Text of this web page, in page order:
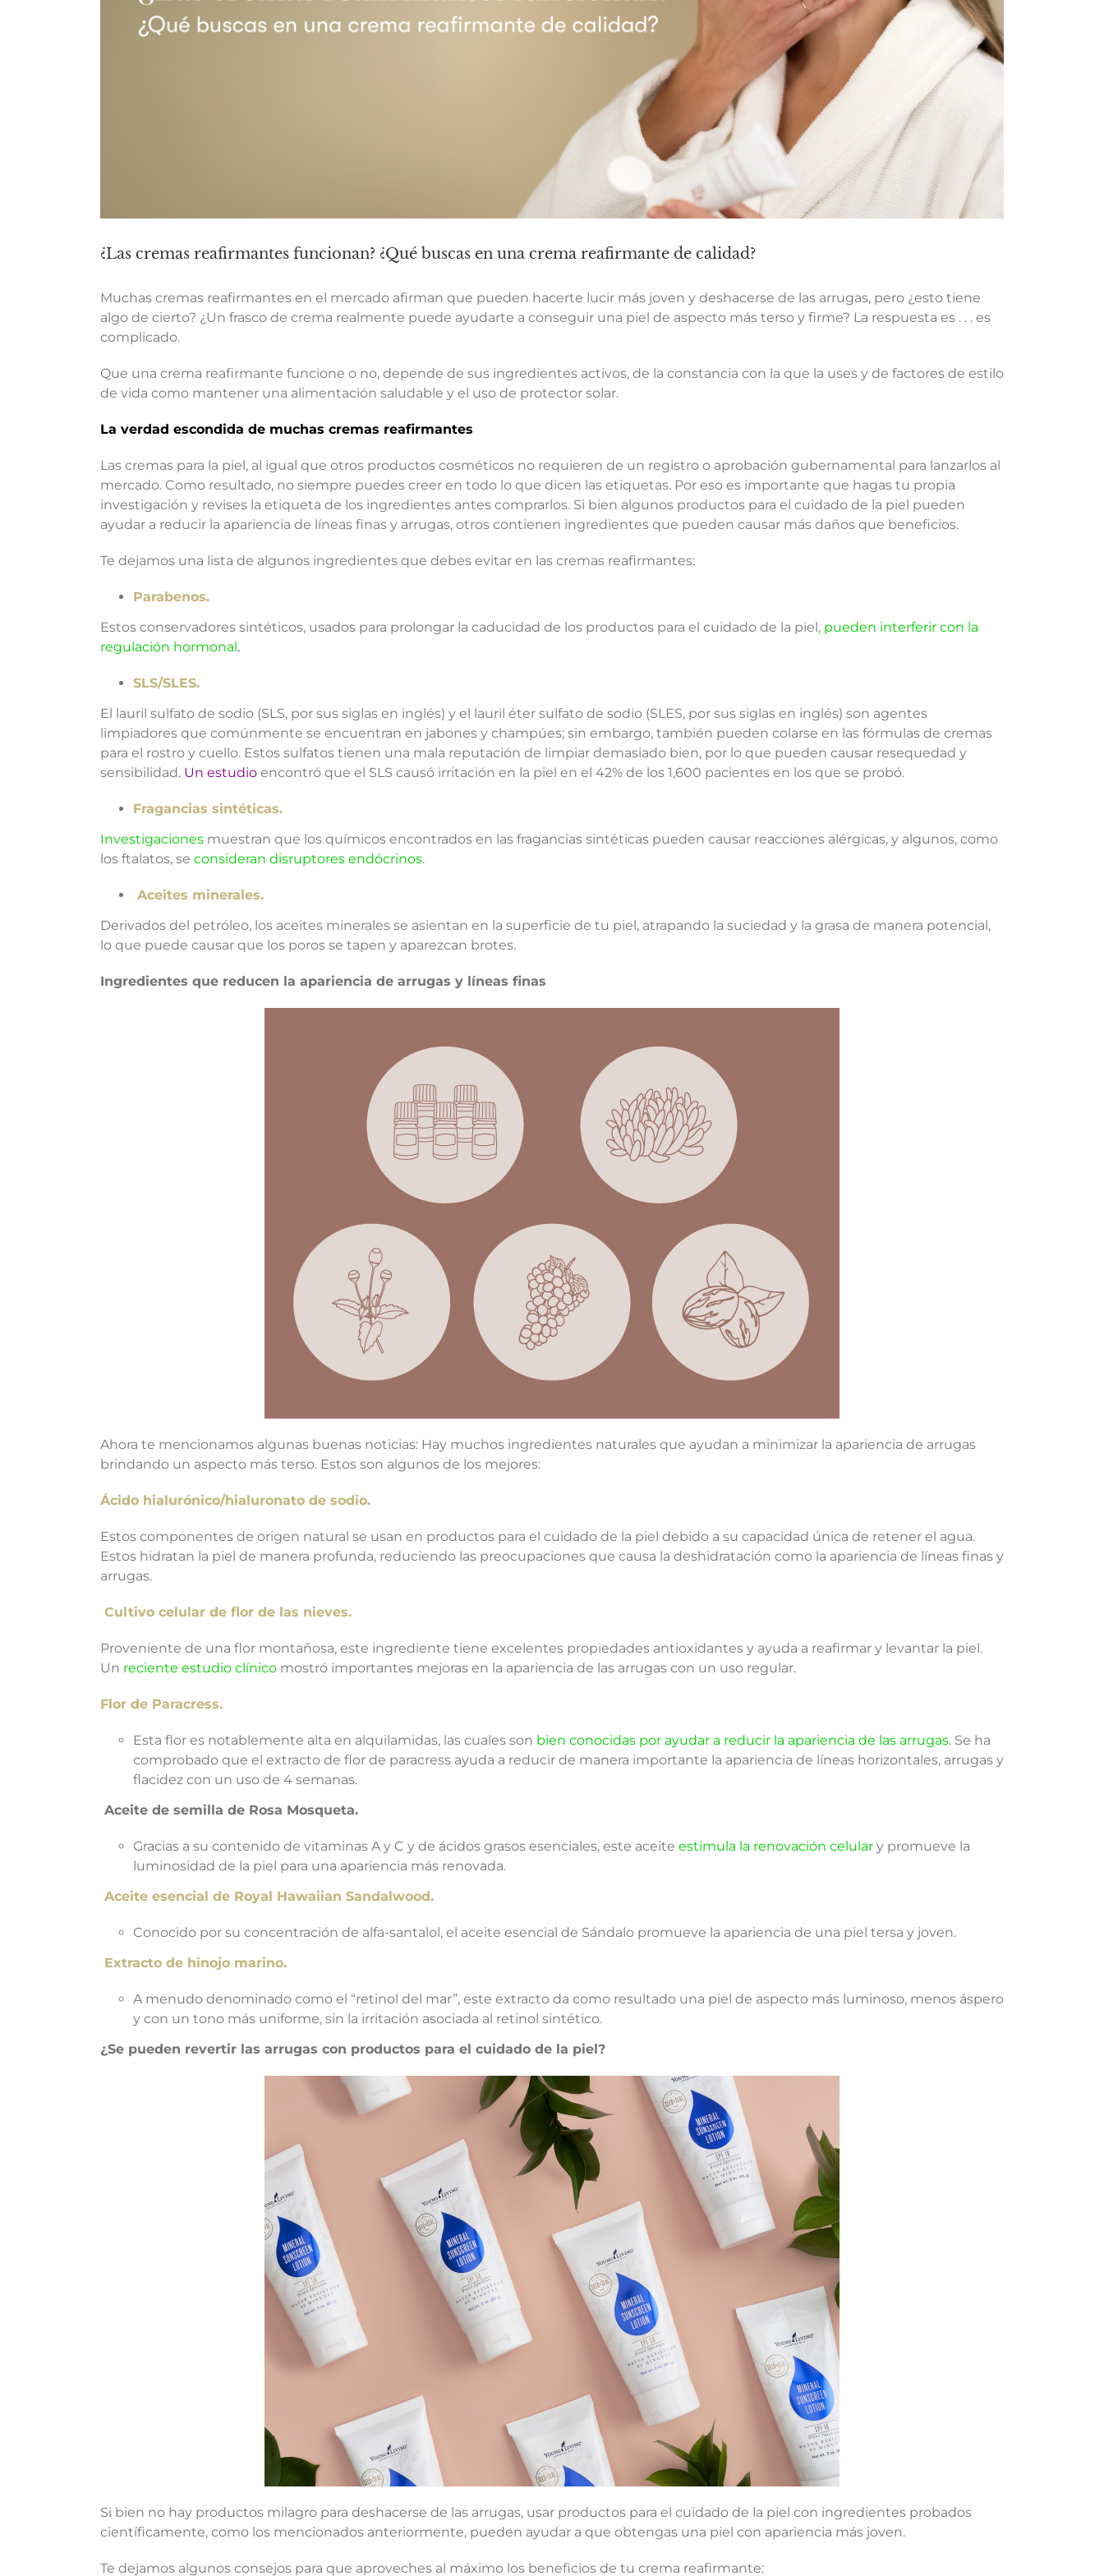
¿Las cremas reafirmantes funcionan? ¿Qué buscas en una crema reafirmante de calidad?
Muchas cremas reafirmantes en el mercado afirman que pueden hacerte lucir más joven y deshacerse de las arrugas, pero ¿esto tiene
algo de cierto? ¿Un frasco de crema realmente puede ayudarte a conseguir una piel de aspecto más terso y firme? La respuesta es . . . es
complicado.
Que una crema reafirmante funcione o no, depende de sus ingredientes activos, de la constancia con la que la uses y de factores de estilo
de vida como mantener una alimentación saludable y el uso de protector solar.
La verdad escondida de muchas cremas reafirmantes
Las cremas para la piel, al igual que otros productos cosméticos no requieren de un registro o aprobación gubernamental para lanzarlos al
mercado. Como resultado, no siempre puedes creer en todo lo que dicen las etiquetas. Por eso es importante que hagas tu propia
investigación y revises la etiqueta de los ingredientes antes comprarlos. Si bien algunos productos para el cuidado de la piel pueden
ayudar a reducir la apariencia de líneas finas y arrugas, otros contienen ingredientes que pueden causar más daños que beneficios.
Te dejamos una lista de algunos ingredientes que debes evitar en las cremas reafirmantes:
Parabenos.
Estos conservadores sintéticos, usados para prolongar la caducidad de los productos para el cuidado de la piel, pueden interferir con la
regulación hormonal.
SLS/SLES.
El lauril sulfato de sodio (SLS, por sus siglas en inglés) y el lauril éter sulfato de sodio (SLES, por sus siglas en inglés) son agentes
limpiadores que comúnmente se encuentran en jabones y champúes; sin embargo, también pueden colarse en las fórmulas de cremas
para el rostro y cuello. Estos sulfatos tienen una mala reputación de limpiar demasiado bien, por lo que pueden causar resequedad y
sensibilidad. Un estudio encontró que el SLS causó irritación en la piel en el 42% de los 1,600 pacientes en los que se probó.
Fragancias sintéticas.
Investigaciones muestran que los químicos encontrados en las fragancias sintéticas pueden causar reacciones alérgicas, y algunos, como
los ftalatos, se consideran disruptores endócrinos.
Aceites minerales.
Derivados del petróleo, los aceites minerales se asientan en la superficie de tu piel, atrapando la suciedad y la grasa de manera potencial,
lo que puede causar que los poros se tapen y aparezcan brotes.
Ingredientes que reducen la apariencia de arrugas y líneas finas
Ahora te mencionamos algunas buenas noticias: Hay muchos ingredientes naturales que ayudan a minimizar la apariencia de arrugas
brindando un aspecto más terso. Estos son algunos de los mejores:
Ácido hialurónico/hialuronato de sodio.
Estos componentes de origen natural se usan en productos para el cuidado de la piel debido a su capacidad única de retener el agua.
Estos hidratan la piel de manera profunda, reduciendo las preocupaciones que causa la deshidratación como la apariencia de líneas finas y
arrugas.
Cultivo celular de flor de las nieves.
Proveniente de una flor montañosa, este ingrediente tiene excelentes propiedades antioxidantes y ayuda a reafirmar y levantar la piel.
Un reciente estudio clínico mostró importantes mejoras en la apariencia de las arrugas con un uso regular.
Flor de Paracress.
Esta flor es notablemente alta en alquilamidas, las cuales son bien conocidas por ayudar a reducir la apariencia de las arrugas. Se ha
comprobado que el extracto de flor de paracress ayuda a reducir de manera importante la apariencia de líneas horizontales, arrugas y
flacidez con un uso de 4 semanas.
Aceite de semilla de Rosa Mosqueta.
Gracias a su contenido de vitaminas A y C y de ácidos grasos esenciales, este aceite estimula la renovación celular y promueve la
luminosidad de la piel para una apariencia más renovada.
Aceite esencial de Royal Hawaiian Sandalwood.
Conocido por su concentración de alfa-santalol, el aceite esencial de Sándalo promueve la apariencia de una piel tersa y joven.
Extracto de hinojo marino.
A menudo denominado como el “retinol del mar”, este extracto da como resultado una piel de aspecto más luminoso, menos áspero
y con un tono más uniforme, sin la irritación asociada al retinol sintético.
¿Se pueden revertir las arrugas con productos para el cuidado de la piel?
Si bien no hay productos milagro para deshacerse de las arrugas, usar productos para el cuidado de la piel con ingredientes probados
científicamente, como los mencionados anteriormente, pueden ayudar a que obtengas una piel con apariencia más joven.
Te dejamos algunos consejos para que aproveches al máximo los beneficios de tu crema reafirmante: